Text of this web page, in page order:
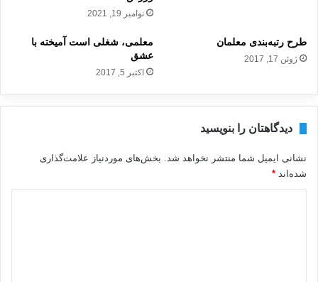
نوامبر 19, 2021
طرح رتبه‌بندی معلمان
ژوئن 17, 2017
معلمی، شغلی است ‌آمیخته با
عشق
اکتبر 5, 2017
دیدگاهتان را بنویسید
نشانی ایمیل شما منتشر نخواهد شد.
بخش‌های موردنیاز علامت‌گذاری
شده‌اند *